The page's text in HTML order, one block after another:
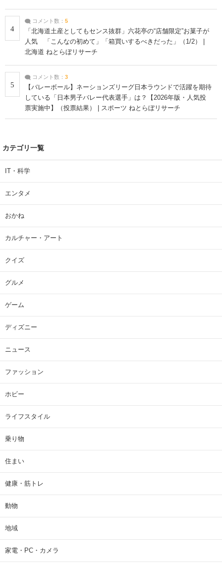
4
コメント数： 5
「北海道土産としてもセンス抜群」六花亭の“店舗限定”お菓子が
人気 「こんなの初めて」「箱買いするべきだった」（1/2） |
北海道 ねとらぼリサーチ
5
コメント数： 3
【バレーボール】ネーションズリーグ日本ラウンドで活躍を期待
している「日本男子バレー代表選手」は？【2026年版・人気投
票実施中】（投票結果） | スポーツ ねとらぼリサーチ
カテゴリ一覧
IT・科学
エンタメ
おかね
カルチャー・アート
クイズ
グルメ
ゲーム
ディズニー
ニュース
ファッション
ホビー
ライフスタイル
乗り物
住まい
健康・筋トレ
動物
地域
家電・PC・カメラ